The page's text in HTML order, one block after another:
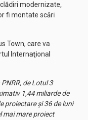
modernizate,
fi montate scări
Town, care va
Internaţional
de Lotul 3
1,44 miliarde de
proiectare şi 36 de luni
mai mare proiect